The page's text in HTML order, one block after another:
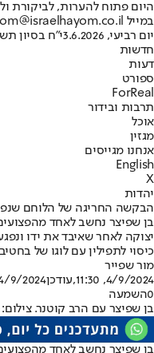
היום פתוח להערות, לביקורת
במייל hayom@israelhayom.co.il.
יום רביעי, 3.6.2026
י"ח בסיון
חדשות
דעות
ספורט
ForReal
תרבות ובידור
אוכל
מגזין
אנחנו מגייסים
English
X
יהדות
הבקשה החריגה של הלוחם
בן שפיצר נחשב לאחד
יצוקה לאחר שאיבד את ידו
כיסוי לתפילין עם לוגו של
מור שפייר
4/9/2024, 11:30
,עודכן9/2024, 11:30
0השמעה
בן שפיצר עם הרב קוטנר.
בן שפיצר נחשב לאחד